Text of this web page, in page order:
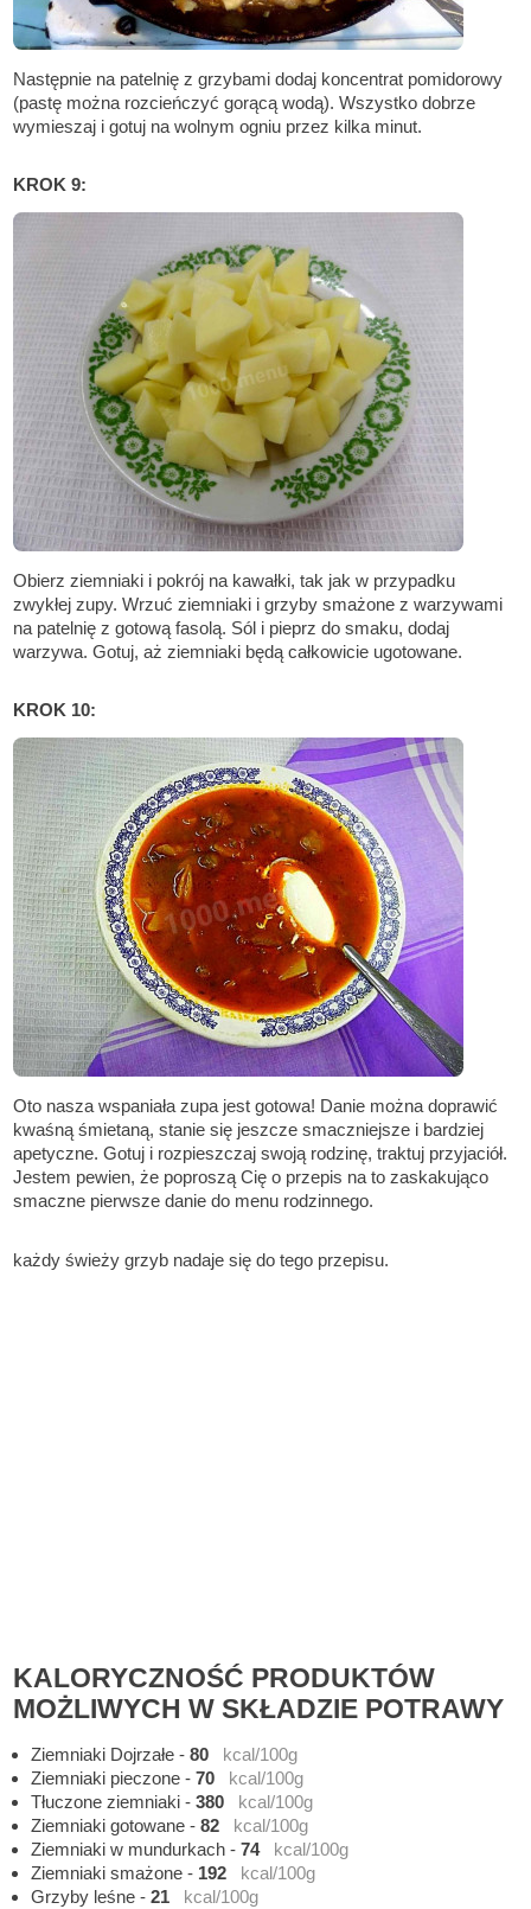
Następnie na patelnię z grzybami dodaj koncentrat pomidorowy
(pastę można rozcieńczyć gorącą wodą). Wszystko dobrze
wymieszaj i gotuj na wolnym ogniu przez kilka minut.
KROK 9:
Obierz ziemniaki i pokrój na kawałki, tak jak w przypadku
zwykłej zupy. Wrzuć ziemniaki i grzyby smażone z warzywami
na patelnię z gotową fasolą. Sól i pieprz do smaku, dodaj
warzywa. Gotuj, aż ziemniaki będą całkowicie ugotowane.
KROK 10:
Oto nasza wspaniała zupa jest gotowa! Danie można doprawić
kwaśną śmietaną, stanie się jeszcze smaczniejsze i bardziej
apetyczne. Gotuj i rozpieszczaj swoją rodzinę, traktuj przyjaciół.
Jestem pewien, że poproszą Cię o przepis na to zaskakująco
smaczne pierwsze danie do menu rodzinnego.
każdy świeży grzyb nadaje się do tego przepisu.
KALORYCZNOŚĆ PRODUKTÓW
MOŻLIWYCH W SKŁADZIE POTRAWY
Ziemniaki Dojrzałe -80
kcal/100g
Ziemniaki pieczone -70
kcal/100g
Tłuczone ziemniaki -380
kcal/100g
Ziemniaki gotowane -82
kcal/100g
Ziemniaki w mundurkach -74
kcal/100g
Ziemniaki smażone - 192
kcal/100g
Grzyby leśne -21
kcal/100g